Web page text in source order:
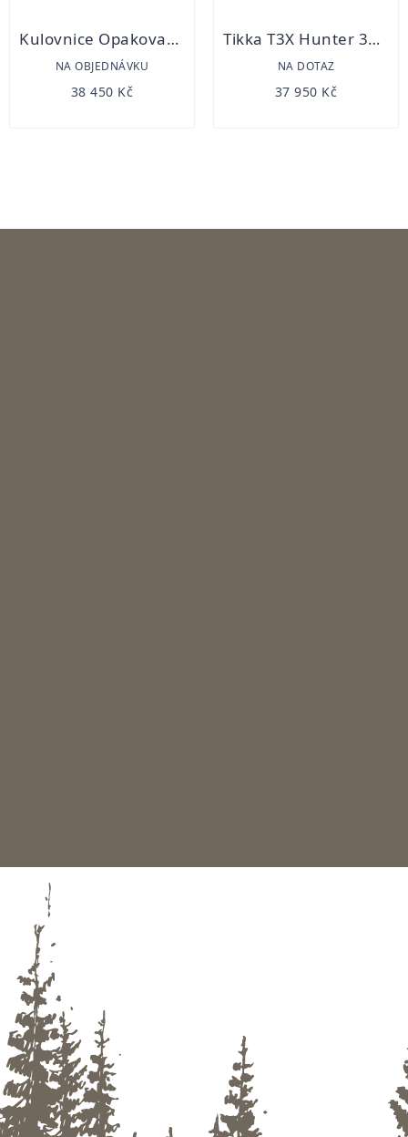
Kulovnice Opakovací Sauer S100 Classic XT 56cm
NA OBJEDNÁVKU
38 450 Kč
Tikka T3X Hunter 308 Win Kulovnice opakovací
NA DOTAZ
37 950 Kč